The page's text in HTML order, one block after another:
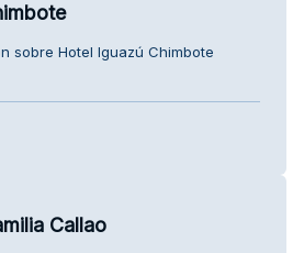
sobre Hotel Iguazú Chimbote
Callao